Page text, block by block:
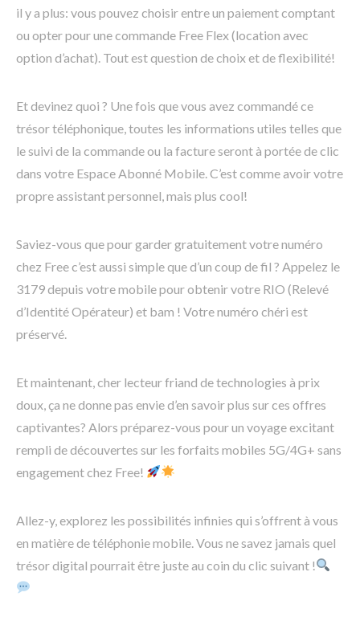
il y a plus: vous pouvez choisir entre un paiement comptant
ou opter pour une commande Free Flex (location avec
option d’achat). Tout est question de choix et de flexibilité!
Et devinez quoi ? Une fois que vous avez commandé ce
trésor téléphonique, toutes les informations utiles telles que
le suivi de la commande ou la facture seront à portée de clic
dans votre Espace Abonné Mobile. C’est comme avoir votre
propre assistant personnel, mais plus cool!
Saviez-vous que pour garder gratuitement votre numéro
chez Free c’est aussi simple que d’un coup de fil ? Appelez le
3179 depuis votre mobile pour obtenir votre RIO (Relevé
d’Identité Opérateur) et bam ! Votre numéro chéri est
préservé.
Et maintenant, cher lecteur friand de technologies à prix
doux, ça ne donne pas envie d’en savoir plus sur ces offres
captivantes? Alors préparez-vous pour un voyage excitant
rempli de découvertes sur les forfaits mobiles 5G/4G+ sans
engagement chez Free!
Allez-y, explorez les possibilités infinies qui s’offrent à vous
en matière de téléphonie mobile. Vous ne savez jamais quel
trésor digital pourrait être juste au coin du clic suivant !